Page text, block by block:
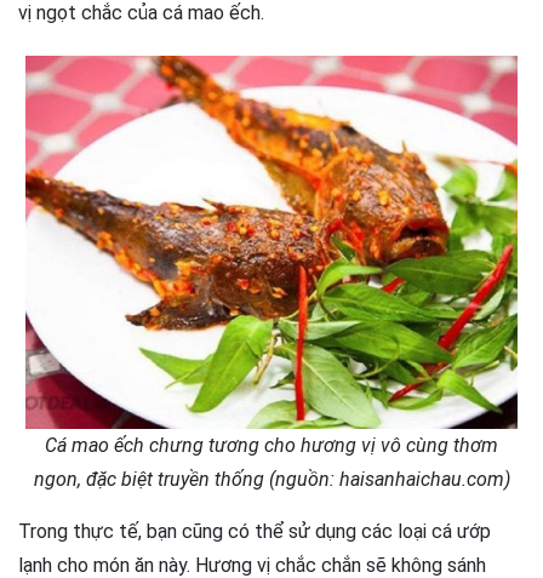
vị ngọt chắc của cá mao ếch.
Cá mao ếch chưng tương cho hương vị vô cùng thơm
ngon, đặc biệt truyền thống (nguồn: haisanhaichau.com)
Trong thực tế, bạn cũng có thể sử dụng các loại cá ướp
lạnh cho món ăn này. Hương vị chắc chắn sẽ không sánh